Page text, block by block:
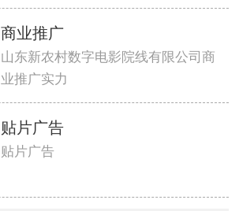
商业推广
山东新农村数字电影院线有限公司商
业推广实力
贴片广告
贴片广告